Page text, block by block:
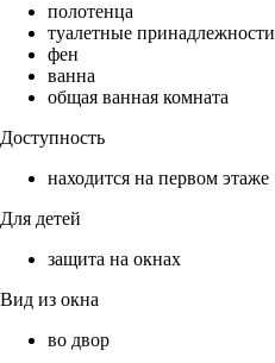
полотенца
туалетные принадлежности
фен
ванна
общая ванная комната
Доступность
находится на первом этаже
Для детей
защита на окнах
Вид из окна
во двор